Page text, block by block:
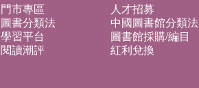
門市專區 人才招募
圖書分類法 中國圖書館分類法
學習平台 圖書館採購/編目
閱讀潮評 紅利兌換